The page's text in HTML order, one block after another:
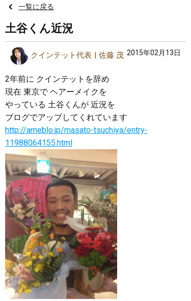
一覧に戻る
土谷くん近況
クインテット代表 佐藤 茂 2015年02月13日
2年前に クインテットを辞め
現在 東京で ヘアーメイクを
やっている 土谷くんが 近況を
ブログでアップしてくれています
http://ameblo.jp/masato-tsuchiya/entry-
11988064155.html